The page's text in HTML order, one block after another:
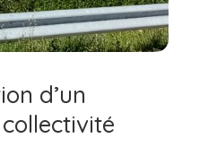
d’un